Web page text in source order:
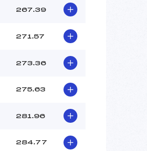
267.39
271.57
273.36
275.63
281.96
284.77